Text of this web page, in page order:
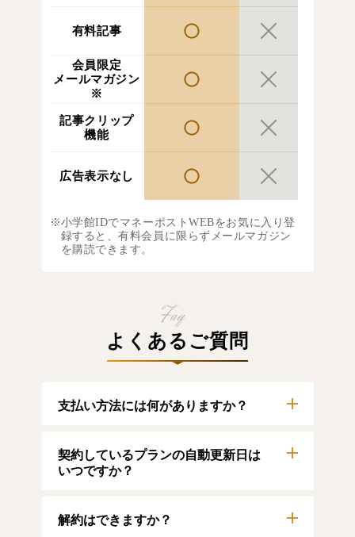
有料記事
会員限定
メールマガジン
※
記事クリップ
機能
広告表示なし
小学館IDでマネーポストWEBをお気に入り登
録すると、有料会員に限らずメールマガジン
を購読できます。
よくあるご質問
支払い方法には何がありますか？
す。
【クレジットカード】
契約しているプランの自動更新日は
いつですか？
ンのご利用期間は、マイページにてご確認い
解約はできますか？